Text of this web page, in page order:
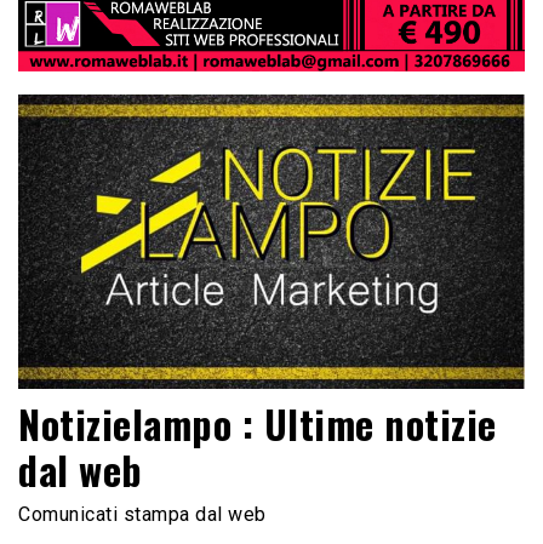
Notizielampo : Ultime notizie
dal web
Comunicati stampa dal web